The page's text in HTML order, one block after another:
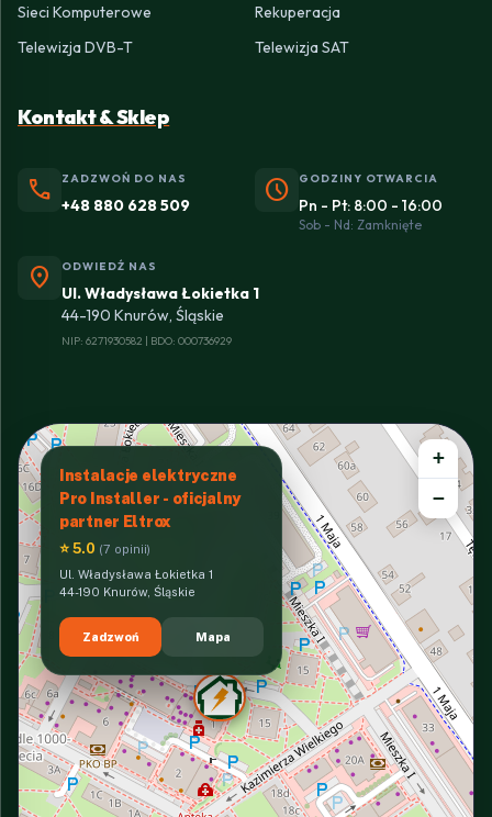
Sieci Komputerowe
Rekuperacja
Telewizja DVB-T
Telewizja SAT
Kontakt & Sklep
phone ZADZWOŃ DO NAS
+48 880 628 509 schedule GODZINY OTWARCIA
Pn - Pt: 8:00 - 16:00
Sob - Nd: Zamknięte
location_on ODWIEDŹ NAS
Ul. Władysława Łokietka 1
44-190 Knurów, Śląskie
NIP: 6271930582 | BDO: 000736929
Instalacje elektryczne
Pro Installer - oficjalny
partner Eltrox
⭐ 5.0 (7 opinii)
Ul. Władysława Łokietka 1
44-190 Knurów, Śląskie
Zadzwoń Mapa
+
−